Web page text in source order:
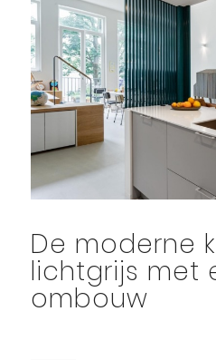
De moderne
lichtgrijs met
ombouw